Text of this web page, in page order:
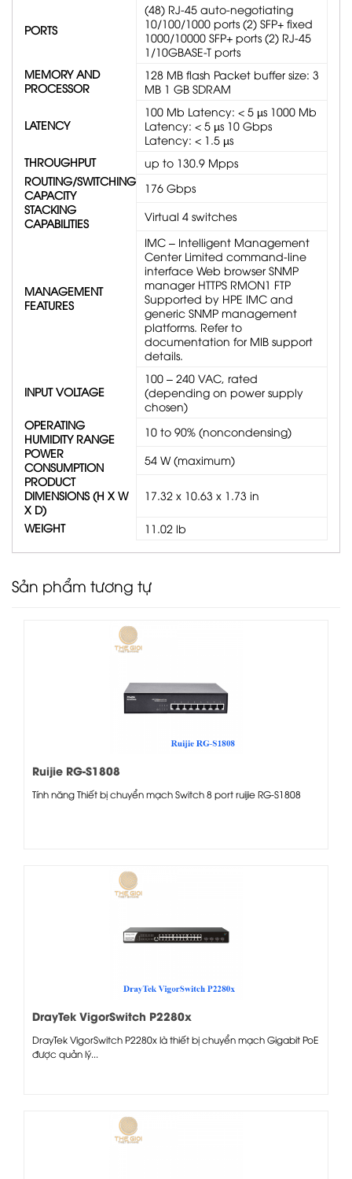
PORTS
(48) RJ-45 auto-negotiating
10/100/1000 ports (2) SFP+ fixed
1000/10000 SFP+ ports (2) RJ-45
1/10GBASE-T ports
MEMORY AND
PROCESSOR
128 MB flash Packet buffer size: 3
MB 1 GB SDRAM
LATENCY
100 Mb Latency: < 5 µs 1000 Mb
Latency: < 5 µs 10 Gbps
Latency: < 1.5 µs
THROUGHPUT
up to 130.9 Mpps
ROUTING/SWITCHING
CAPACITY
176 Gbps
STACKING
CAPABILITIES
Virtual 4 switches
MANAGEMENT
FEATURES
IMC – Intelligent Management
Center Limited command-line
interface Web browser SNMP
manager HTTPS RMON1 FTP
Supported by HPE IMC and
generic SNMP management
platforms. Refer to
documentation for MIB support
details.
INPUT VOLTAGE
100 – 240 VAC, rated
(depending on power supply
chosen)
OPERATING
HUMIDITY RANGE
10 to 90% (noncondensing)
POWER
CONSUMPTION
54 W (maximum)
PRODUCT
DIMENSIONS (H X W
X D)
17.32 x 10.63 x 1.73 in
WEIGHT 11.02 lb
Sản phẩm tương tự
Ruijie RG-S1808
Tính năng Thiết bị chuyển mạch Switch 8 port ruijie RG-S1808
DrayTek VigorSwitch P2280x
DrayTek VigorSwitch P2280x là thiết bị chuyển mạch Gigabit PoE
được quản lý...